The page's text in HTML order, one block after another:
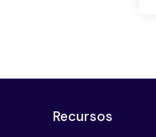
Recursos